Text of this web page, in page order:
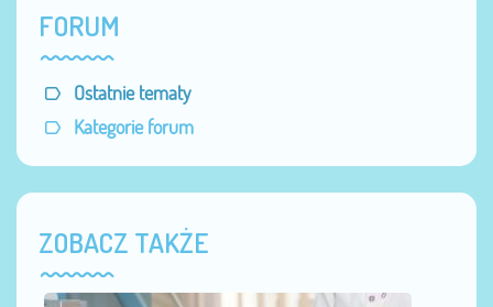
FORUM
Ostatnie tematy
Kategorie forum
ZOBACZ TAKŻE